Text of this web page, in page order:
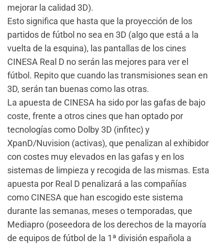
mejorar la calidad 3D).
Esto significa que hasta que la proyección de los
partidos de fútbol no sea en 3D (algo que está a la
vuelta de la esquina), las pantallas de los cines
CINESA Real D no serán las mejores para ver el
fútbol. Repito que cuando las transmisiones sean en
3D, serán tan buenas como las otras.
La apuesta de CINESA ha sido por las gafas de bajo
coste, frente a otros cines que han optado por
tecnologías como Dolby 3D (infitec) y
XpanD/Nuvision (activas), que penalizan al exhibidor
con costes muy elevados en las gafas y en los
sistemas de limpieza y recogida de las mismas. Esta
apuesta por Real D penalizará a las compañías
como CINESA que han escogido este sistema
durante las semanas, meses o temporadas, que
Mediapro (poseedora de los derechos de la mayoría
de equipos de fútbol de la 1ª división española a